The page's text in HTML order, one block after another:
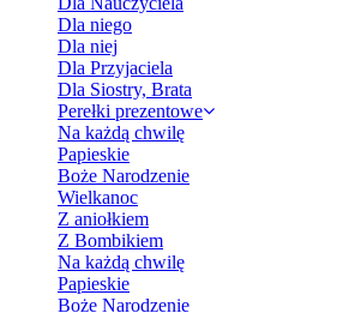
Dla niego
Dla niej
Dla Przyjaciela
Dla Siostry, Brata
Perełki prezentowe
Na każdą chwilę
Papieskie
Boże Narodzenie
Wielkanoc
Z aniołkiem
Z Bombikiem
Na każdą chwilę
Papieskie
Boże Narodzenie